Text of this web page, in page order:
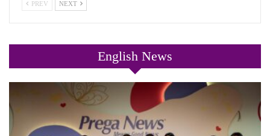
PREV NEXT
English News